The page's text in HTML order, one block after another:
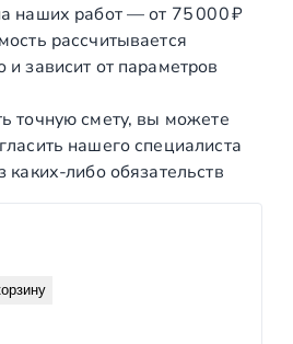
наших работ — от 75 000 ₽
рассчитывается
и зависит от параметров
точную смету, вы можете
нашего специалиста
каких‑либо обязательств